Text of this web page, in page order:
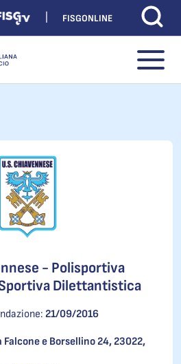
FISGONLINE
- Polisportiva
Dilettantistica
21/09/2016
Falcone e Borsellino 24, 23022,